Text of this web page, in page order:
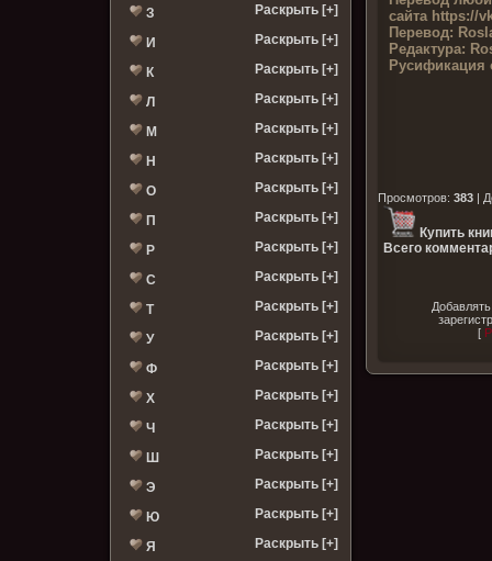
З Раскрыть [+]
И Раскрыть [+]
К Раскрыть [+]
Л Раскрыть [+]
М Раскрыть [+]
Н Раскрыть [+]
О Раскрыть [+]
П Раскрыть [+]
Р Раскрыть [+]
С Раскрыть [+]
Т Раскрыть [+]
У Раскрыть [+]
Ф Раскрыть [+]
Х Раскрыть [+]
Ч Раскрыть [+]
Ш Раскрыть [+]
Э Раскрыть [+]
Ю Раскрыть [+]
Я Раскрыть [+]
сайта https://
Перевод:
Редактура:
Просмотров:383 |
Купить
Всего
[